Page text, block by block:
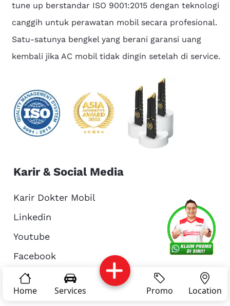
Services About Us
Complain Reservasi Article
Home Services Promo Location
tune up berstandar ISO 9001:2015 dengan teknologi
canggih untuk perawatan mobil secara profesional.
Satu-satunya bengkel yang berani garansi uang
kembali jika AC mobil tidak dingin setelah di service.
Karir & Social Media
Karir Dokter Mobil
Linkedin
Youtube
Facebook
Tiktok
Instagram